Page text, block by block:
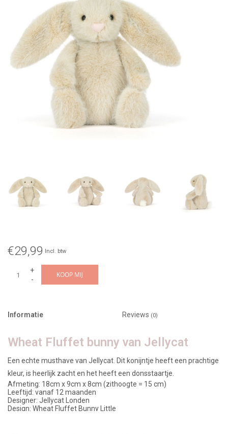
Merken
€29,99 Incl. btw
+
-
KOOP MIJ
Informatie Reviews (0)
Wheat Fluffet bunny van Jellycat
Een echte musthave van Jellycat. Dit konijntje heeft een prachtige
kleur, is heerlijk zacht en het heeft een donsstaartje.
Afmeting: 18cm x 9cm x 8cm (zithoogte = 15 cm)
Leeftijd: vanaf 12 maanden
Designer: Jellycat Londen
Design: Wheat Fluffet Bunny Little